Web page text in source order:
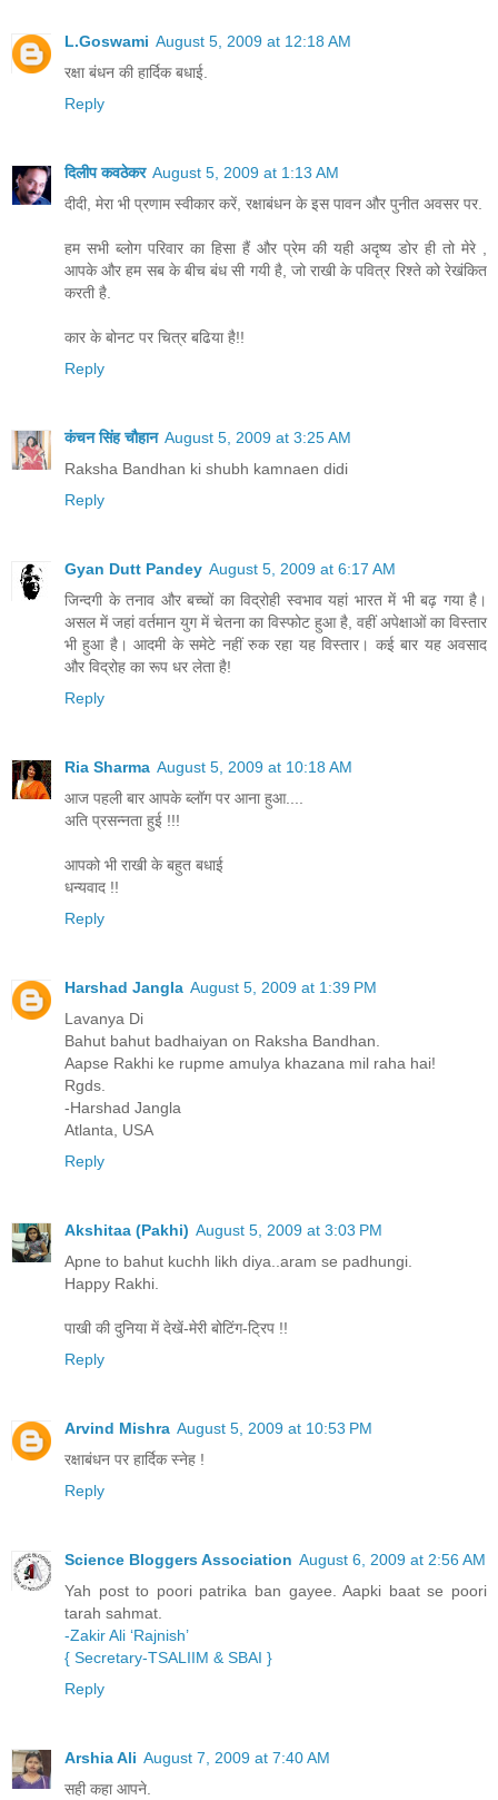
L.Goswami August 5, 2009 at 12:18 AM
रक्षा बंधन की हार्दिक बधाई.
Reply
दिलीप कवठेकर August 5, 2009 at 1:13 AM
दीदी, मेरा भी प्रणाम स्वीकार करें, रक्षाबंधन के इस पावन और पुनीत अवसर पर.
हम सभी ब्लोग परिवार का हिसा हैं और प्रेम की यही अदृष्य डोर ही तो मेरे ,
आपके और हम सब के बीच बंध सी गयी है, जो राखी के पवित्र रिश्ते को रेखंकित
करती है.
कार के बोनट पर चित्र बढिया है!!
Reply
कंचन सिंह चौहान August 5, 2009 at 3:25 AM
Raksha Bandhan ki shubh kamnaen didi
Reply
Gyan Dutt Pandey August 5, 2009 at 6:17 AM
जिन्दगी के तनाव और बच्चों का विद्रोही स्वभाव यहां भारत में भी बढ़ गया है।
असल में जहां वर्तमान युग में चेतना का विस्फोट हुआ है, वहीं अपेक्षाओं का विस्तार
भी हुआ है। आदमी के समेटे नहीं रुक रहा यह विस्तार। कई बार यह अवसाद
और विद्रोह का रूप धर लेता है!
Reply
Ria Sharma August 5, 2009 at 10:18 AM
आज पहली बार आपके ब्लॉग पर आना हुआ....
अति प्रसन्नता हुई !!!
आपको भी राखी के बहुत बधाई
धन्यवाद !!
Reply
Harshad Jangla August 5, 2009 at 1:39 PM
Lavanya Di
Bahut bahut badhaiyan on Raksha Bandhan.
Aapse Rakhi ke rupme amulya khazana mil raha hai!
Rgds.
-Harshad Jangla
Atlanta, USA
Reply
Akshitaa (Pakhi) August 5, 2009 at 3:03 PM
Apne to bahut kuchh likh diya..aram se padhungi.
Happy Rakhi.
पाखी की दुनिया में देखें-मेरी बोटिंग-ट्रिप !!
Reply
Arvind Mishra August 5, 2009 at 10:53 PM
रक्षाबंधन पर हार्दिक स्नेह !
Reply
Science Bloggers Association August 6, 2009 at 2:56 AM
Yah post to poori patrika ban gayee. Aapki baat se poori
tarah sahmat.
-Zakir Ali ‘Rajnish’
{ Secretary-TSALIIM & SBAI }
Reply
Arshia Ali August 7, 2009 at 7:40 AM
सही कहा आपने.